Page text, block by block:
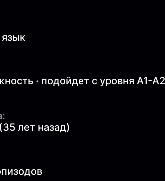
· подойдет с уровня A1-A2
лет назад)